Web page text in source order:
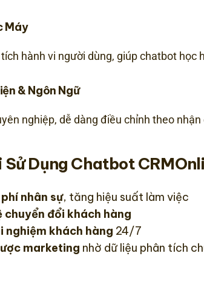
Máy
hành vi người dùng, giúp chatbot học
& Ngôn Ngữ
nghiệp, dễ dàng điều chỉnh theo
Sử Dụng Chatbot
nhân sự, tăng hiệu suất làm việc
chuyển đổi khách hàng
nghiệm khách hàng 24/7
marketing nhờ dữ liệu phân tích